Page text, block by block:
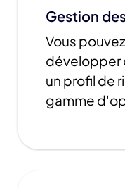
Gestion
Vous
développer
un profil de
gamme